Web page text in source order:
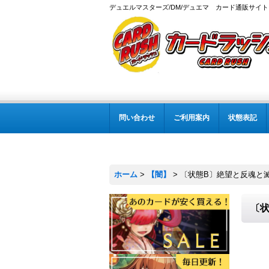
デュエルマスターズ/DM/デュエマ カード通販サイト
問い合わせ ご利用案内 状態表記
ホーム > 【闇】 > 〔状態B〕絶望と反魂
〔